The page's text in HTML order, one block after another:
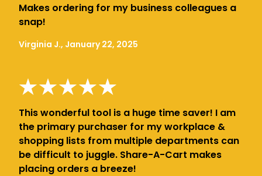
Makes ordering for my business colleagues a
snap!
Virginia J., January 22, 2025
This wonderful tool is a huge time saver! I am
the primary purchaser for my workplace &
shopping lists from multiple departments can
be difficult to juggle. Share-A-Cart makes
placing orders a breeze!